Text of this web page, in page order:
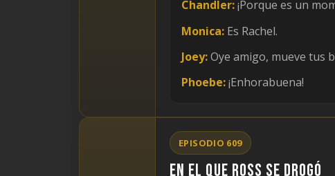
Chandler:¡Porque es un
Monica: Es Rachel.
Joey:Oye amigo, mueve tus
Phoebe:¡Enhorabuena!
EPISODIO 609
En el que Ross se drogó